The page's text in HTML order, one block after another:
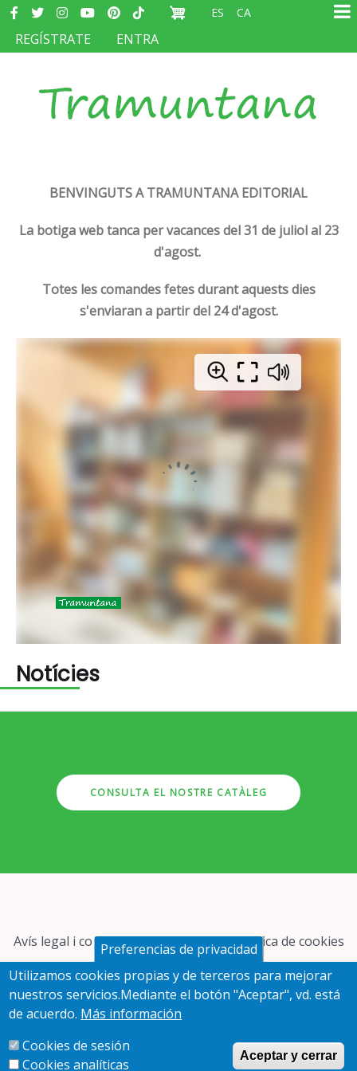
Vés
contingut
Redes
sociales
ES CA
MENÚ
DEL
D'USUARI
REGÍSTRATE ENTRA
BENVINGUTS A TRAMUNTANA EDITORIAL
La botiga web tanca per vacances del 31 de juliol al 23
d'agost.
Totes les comandes fetes durant aquests dies
s'enviaran a partir del 24 d'agost.
Notícies
CONSULTA EL NOSTRE CATÀLEG
Pie
página
Avís legal i condicions particulars
Política de cookies
Preguntes freqüents
Protecció de dades
Redes
sociales
Preferencias de privacidad
Utilizamos cookies propias y de terceros para mejorar
nuestros servicios.Mediante el botón "Aceptar", vd. está
de acuerdo. Más información
Cookies de sesión
Cookies analíticas
Aceptar y cerrar